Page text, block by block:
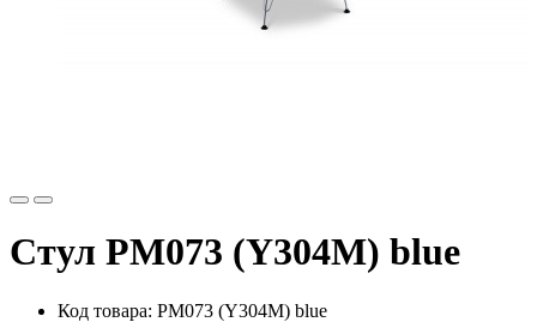
Стул PM073 (Y304M) blue
Код товара: PM073 (Y304M) blue